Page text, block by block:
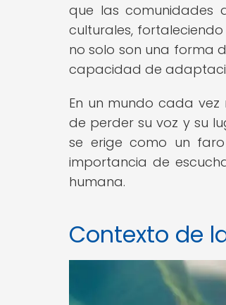
que las comunidades
culturales,
no solo son una forma
capacidad de
En un mundo cada
de perder su voz y su
se erige como un
importancia de
humana.
Contexto de